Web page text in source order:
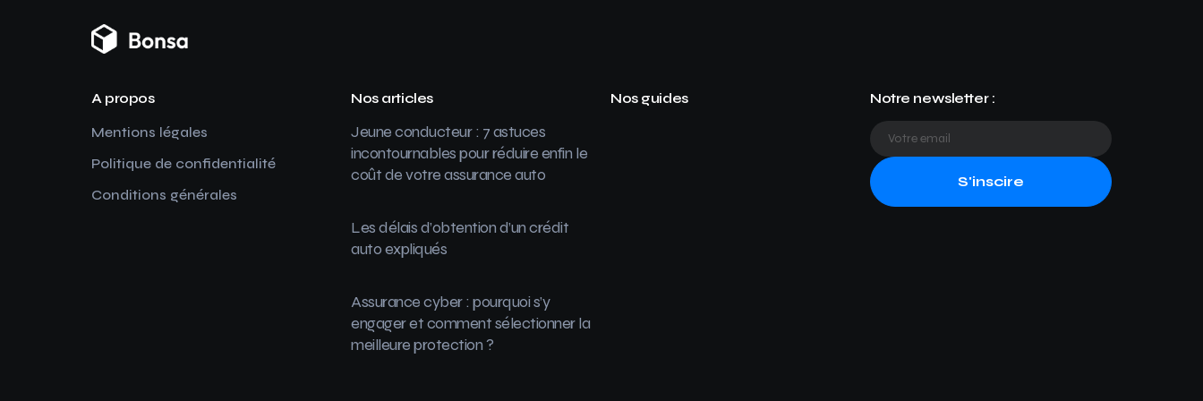
A propos
Mentions légales
Politique de confidentialité
Conditions générales
Nos articles
Jeune conducteur : 7 astuces
incontournables pour réduire enfin le
coût de votre assurance auto
Les délais d’obtention d’un crédit
auto expliqués
Assurance cyber : pourquoi s’y
engager et comment sélectionner la
meilleure protection ?
Nos guides Notre newsletter :
S'inscire